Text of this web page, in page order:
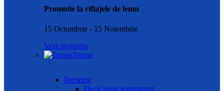
Promotie la riflajele de lemn
15 Octombrie - 15 Noiembrie
Vezi promotia
Terase
Decking
Deck lemn termotratat